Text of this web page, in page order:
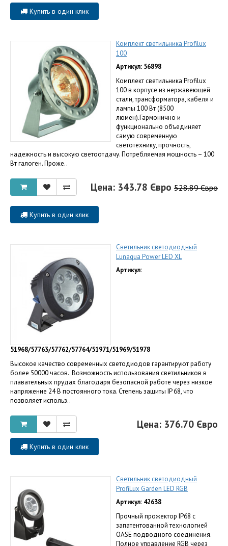
Купить в один клик
Комплект светильника Profilux
100
Артикул: 56898
Комплект светильника Profilux
100 в корпусе из нержавеющей
стали, трансформатора, кабеля и
лампы 100 Вт (8500
люмен).Гармонично и
функционально объединяет
самую современную
светотехнику, прочность,
надежность и высокую светоотдачу. Потребляемая мощность – 100
Вт галоген. Проже..
Цена: 343.78 Євро 528.89 Євро
Купить в один клик
Светильник светодиодный
Lunaqua Power LED XL
Артикул:
51968/57763/57762/57764/51971/51969/51978
Высокое качество современных светодиодов гарантируют работу
более 50000 часов. Возможность использования светильников в
плавательных прудах благодаря безопасной работе через низкое
напряжение 24 В постоянного тока. Степень защиты IP 68, что
позволяет использ..
Цена: 376.70 Євро
Купить в один клик
Светильник светодиодный
ProfiLux Garden LED RGB
Артикул: 42638
Прочный прожектор IP68 с
запатентованной технологией
OASE подводного соединения.
Полное управление RGB через